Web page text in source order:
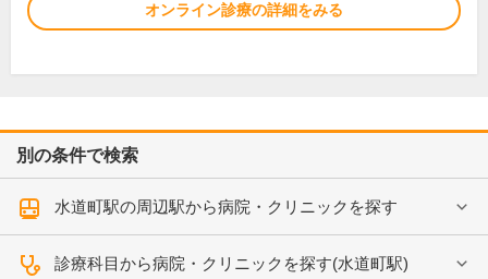
オンライン診療の詳細をみる
別の条件で検索
水道町駅の周辺駅から病院・クリニックを探す
診療科目から病院・クリニックを探す(水道町駅)